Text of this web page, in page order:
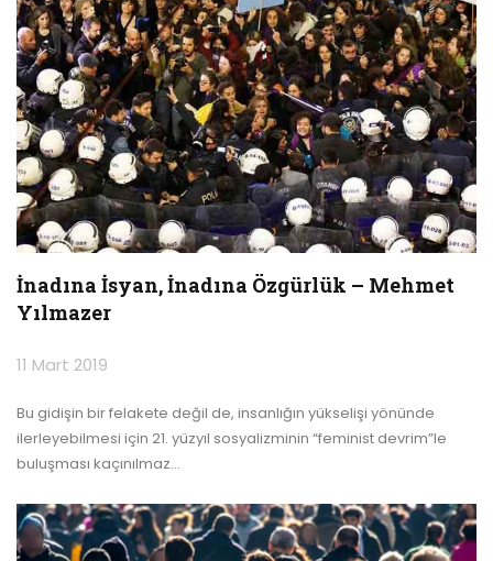
İnadına İsyan, İnadına Özgürlük – Mehmet
Yılmazer
11 Mart 2019
Bu gidişin bir felakete değil de, insanlığın yükselişi yönünde
ilerleyebilmesi için 21. yüzyıl sosyalizminin “feminist devrim”le
buluşması kaçınılmaz…